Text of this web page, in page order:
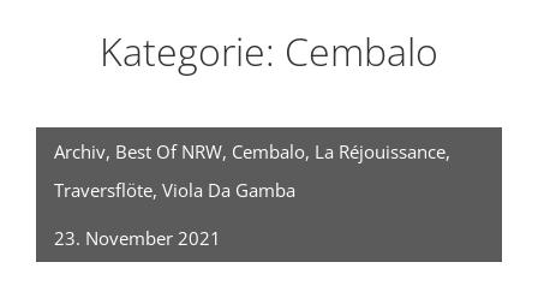
Kategorie: Cembalo
Archiv, Best Of NRW, Cembalo, La Réjouissance,
Traversflöte, Viola Da Gamba
23. November 2021